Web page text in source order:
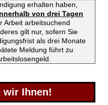
erhalten haben,
von drei Tagen
Arbeit arbeitsuchend
gilt nur, sofern Sie
als drei Monate
Meldung führt zu
wir Ihnen!